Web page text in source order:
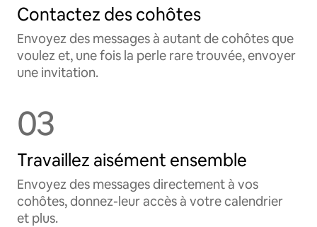
Contactez des cohôtes
Envoyez des messages à autant de cohôtes que
voulez et, une fois la perle rare trouvée, envoyer
une invitation.
03
Travaillez aisément ensemble
Envoyez des messages directement à vos
cohôtes, donnez-leur accès à votre calendrier
et plus.